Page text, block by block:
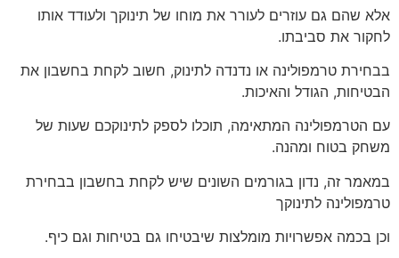
אלא שהם גם עוזרים לעורר את מוחו של תינוקך ולעודד אותו
לחקור את סביבתו.
בבחירת טרמפולינה או נדנדה לתינוק, חשוב לקחת בחשבון את
הבטיחות, הגודל והאיכות.
עם הטרמפולינה המתאימה, תוכלו לספק לתינוקכם שעות של
משחק בטוח ומהנה.
במאמר זה, נדון בגורמים השונים שיש לקחת בחשבון בבחירת
טרמפולינה לתינוקך
וכן בכמה אפשרויות מומלצות שיבטיחו גם בטיחות וגם כיף.